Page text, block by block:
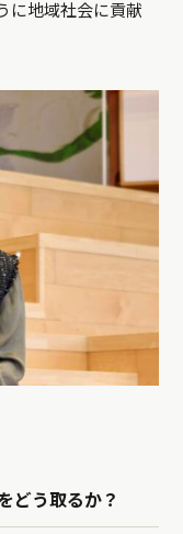
に地域社会に貢献
どう取るか？